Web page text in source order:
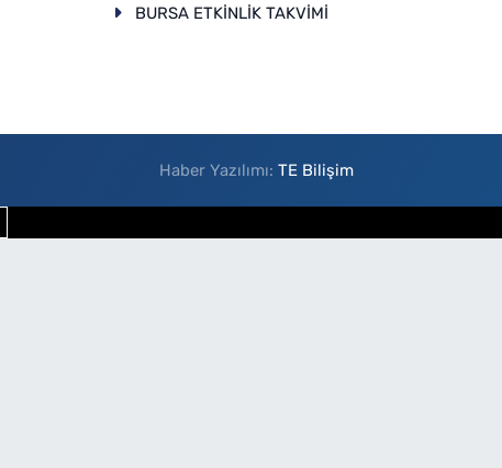
BURSA ETKİNLİK TAKVİMİ
Haber Yazılımı:TE Bilişim